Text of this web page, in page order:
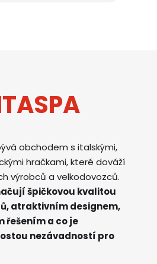
obchodem s italskými,
hračkami, které dováží
výrobců a velkodovozců.
špičkovou kvalitou
atraktivním designem,
řešením a co je
nezávadností pro